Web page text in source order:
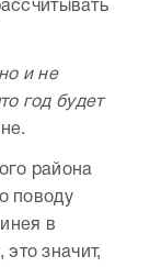
и не
год будет
района
поводу
в
значит,